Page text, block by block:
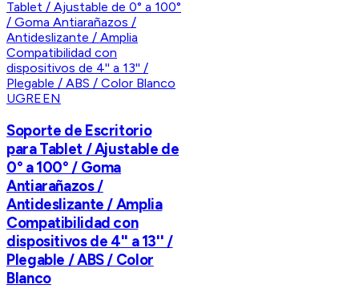
UGREEN
Soporte de Escritorio
para Tablet / Ajustable de
0° a 100° / Goma
Antiarañazos /
Antideslizante / Amplia
Compatibilidad con
dispositivos de 4'' a 13'' /
Plegable / ABS / Color
Blanco